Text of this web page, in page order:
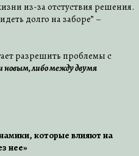
из-за отстуствия решения.
долго на заборе” –
разрешить проблемы с
либо между двумя
которые влияют на
нее»